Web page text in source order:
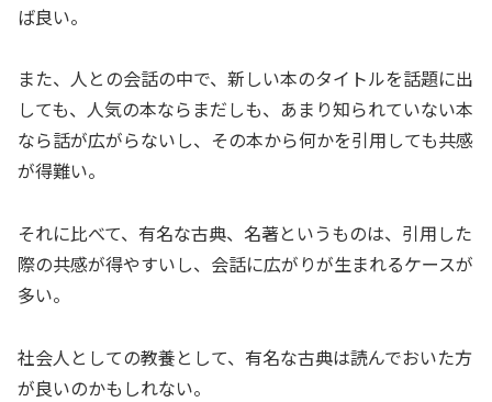
ば良い。
また、人との会話の中で、新しい本のタイトルを話題に出
しても、人気の本ならまだしも、あまり知られていない本
なら話が広がらないし、その本から何かを引用しても共感
が得難い。
それに比べて、有名な古典、名著というものは、引用した
際の共感が得やすいし、会話に広がりが生まれるケースが
多い。
社会人としての教養として、有名な古典は読んでおいた方
が良いのかもしれない。